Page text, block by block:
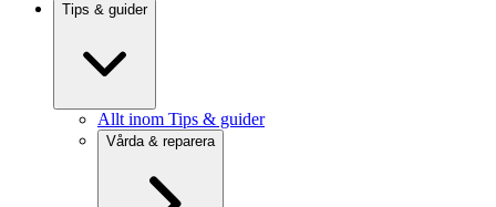
Tips & guider
Allt inom Tips & guider
Vårda & reparera